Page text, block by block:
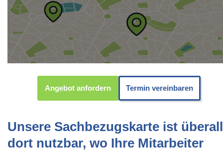
Angebot anfordern Termin vereinbaren
Unsere Sachbezugskarte ist überall
dort nutzbar, wo Ihre Mitarbeiter